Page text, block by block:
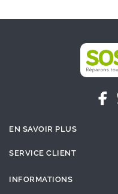
EN SAVOIR PLUS
SERVICE CLIENT
INFORMATIONS